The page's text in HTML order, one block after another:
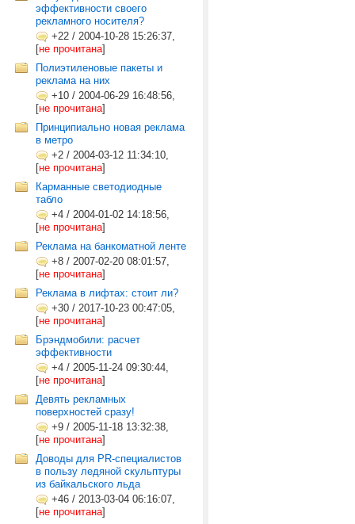
эффективности своего
рекламного носителя?
+22 / 2004-10-28 15:26:37,
[не прочитана]
Полиэтиленовые пакеты и
реклама на них
+10 / 2004-06-29 16:48:56,
[не прочитана]
Принципиально новая реклама
в метро
+2 / 2004-03-12 11:34:10,
[не прочитана]
Карманные светодиодные
табло
+4 / 2004-01-02 14:18:56,
[не прочитана]
Реклама на банкоматной ленте
+8 / 2007-02-20 08:01:57,
[не прочитана]
Реклама в лифтах: стоит ли?
+30 / 2017-10-23 00:47:05,
[не прочитана]
Брэндмобили: расчет
эффективности
+4 / 2005-11-24 09:30:44,
[не прочитана]
Девять рекламных
поверхностей сразу!
+9 / 2005-11-18 13:32:38,
[не прочитана]
Доводы для PR-специалистов
в пользу ледяной скульптуры
из байкальского льда
+46 / 2013-03-04 06:16:07,
[не прочитана]